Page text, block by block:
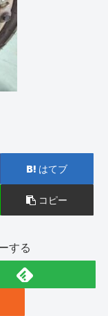
はてブ
コピー
する